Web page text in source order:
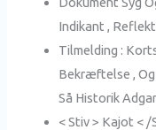
Indikant ,
Tilmelding :
Bekræftelse ,
Så Historik
< Stiv > Kajot <